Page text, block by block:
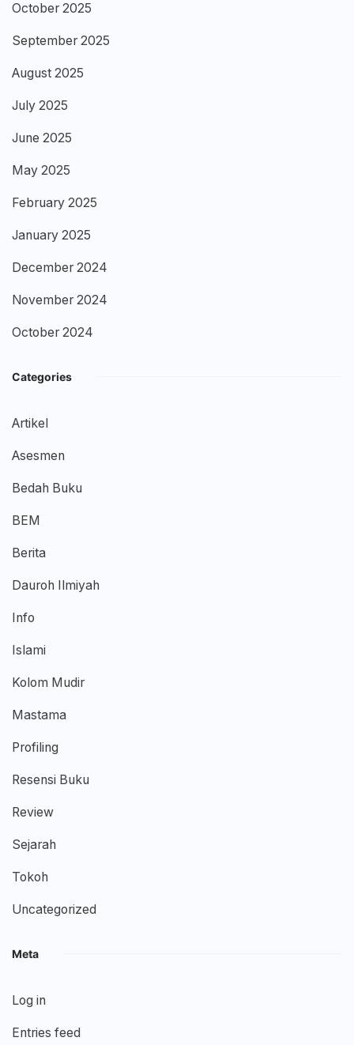
October 2025
September 2025
August 2025
July 2025
June 2025
May 2025
February 2025
January 2025
December 2024
November 2024
October 2024
Categories
Artikel
Asesmen
Bedah Buku
BEM
Berita
Dauroh Ilmiyah
Info
Islami
Kolom Mudir
Mastama
Profiling
Resensi Buku
Review
Sejarah
Tokoh
Uncategorized
Meta
Log in
Entries feed